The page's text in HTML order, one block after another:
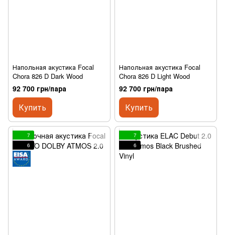
Напольная акустика Focal
Chora 826 D Dark Wood
92 700 грн/пара
Купить
Напольная акустика Focal
Chora 826 D Light Wood
92 700 грн/пара
Купить
7
6
7
6